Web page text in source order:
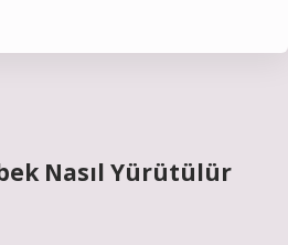
Nasıl Yürütülür